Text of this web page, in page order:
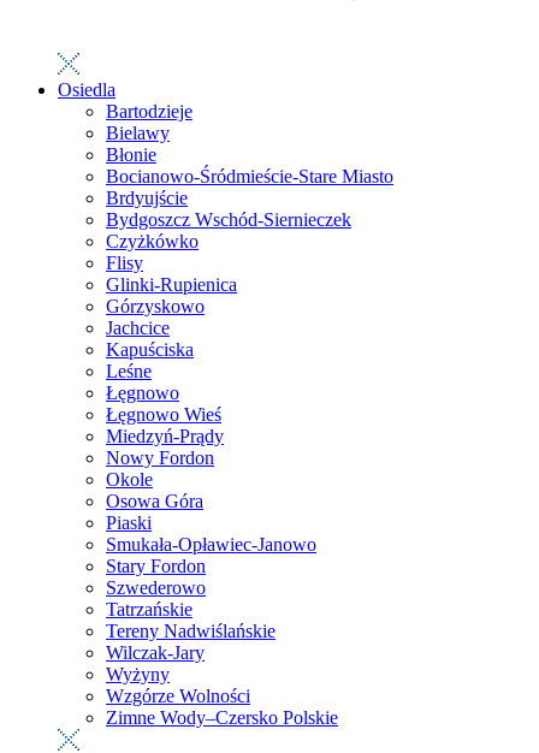
Osiedla
Bartodzieje
Bielawy
Błonie
Bocianowo-Śródmieście-Stare Miasto
Brdyujście
Bydgoszcz Wschód-Siernieczek
Czyżkówko
Flisy
Glinki-Rupienica
Górzyskowo
Jachcice
Kapuściska
Leśne
Łęgnowo
Łęgnowo Wieś
Miedzyń-Prądy
Nowy Fordon
Okole
Osowa Góra
Piaski
Smukała-Opławiec-Janowo
Stary Fordon
Szwederowo
Tatrzańskie
Tereny Nadwiślańskie
Wilczak-Jary
Wyżyny
Wzgórze Wolności
Zimne Wody–Czersko Polskie